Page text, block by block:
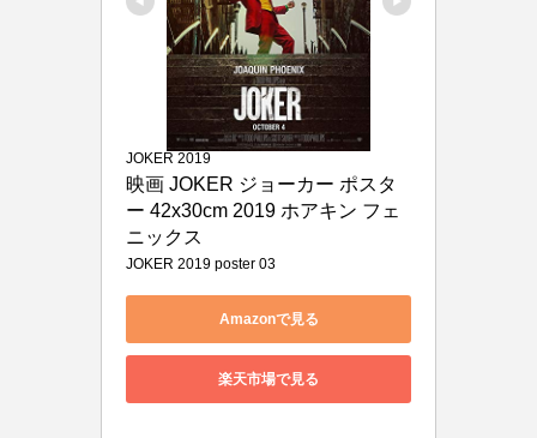
JOKER 2019
映画 JOKER ジョーカー ポスタ
ー 42x30cm 2019 ホアキン フェ
ニックス
JOKER 2019 poster 03
Amazonで見る
楽天市場で見る